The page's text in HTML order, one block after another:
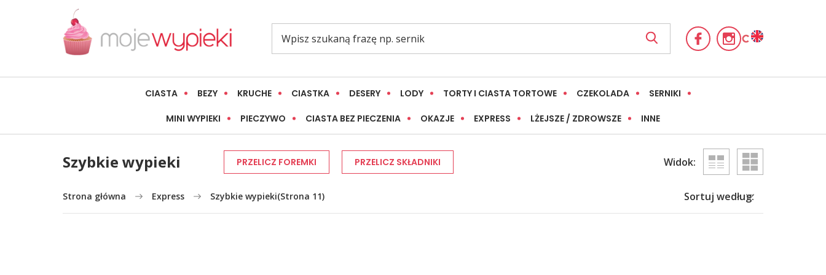
CIASTA BEZY KRUCHE CIASTKA DESERY LODY TORTY I CIASTA TORTOWE CZEKOLADA SERNIKI
MINI WYPIEKI PIECZYWO CIASTA BEZ PIECZENIA OKAZJE EXPRESS LŻEJSZE / ZDROWSZE INNE
Szybkie wypieki PRZELICZ FOREMKI PRZELICZ SKŁADNIKI Widok:
Strona główna Express Szybkie wypieki(Strona 11) Sortuj według: